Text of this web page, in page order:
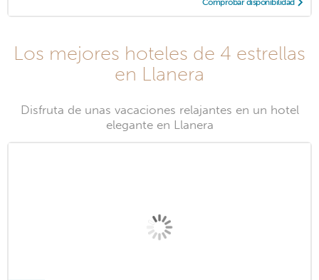
Comprobar disponibilidad
Los mejores hoteles de 4 estrellas
en Llanera
Disfruta de unas vacaciones relajantes en un hotel
elegante en Llanera